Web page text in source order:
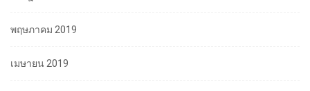
พฤษภาคม 2019
เมษายน 2019